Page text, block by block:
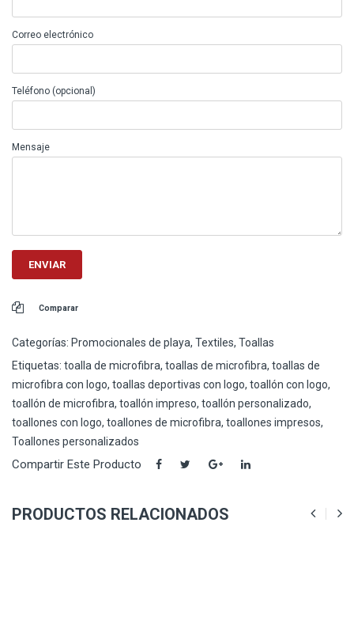
Correo electrónico
Teléfono (opcional)
Mensaje
Comparar
Categorías: Promocionales de playa, Textiles, Toallas
Etiquetas: toalla de microfibra, toallas de microfibra, toallas de
microfibra con logo, toallas deportivas con logo, toallón con logo,
toallón de microfibra, toallón impreso, toallón personalizado,
toallones con logo, toallones de microfibra, toallones impresos,
Toallones personalizados
Compartir Este Producto
PRODUCTOS RELACIONADOS